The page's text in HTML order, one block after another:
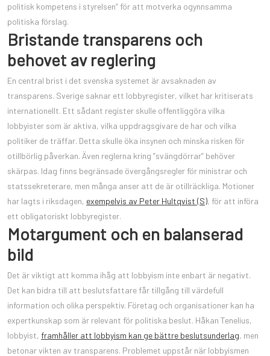
politisk kompetens i styrelsen” för att motverka ogynnsamma
politiska förslag.
Bristande transparens och
behovet av reglering
En central brist i det svenska systemet är avsaknaden av
transparens. Sverige saknar ett lobbyregister, vilket har kritiserats
internationellt. Ett sådant register skulle offentliggöra vilka
lobbyister som är aktiva, vilka uppdragsgivare de har och vilka
politiker de träffar. Detta skulle öka insynen och minska risken för
otillbörlig påverkan. Även reglerna kring ”svängdörrar” behöver
skärpas. Idag finns begränsade övergångsregler för ministrar och
statssekreterare, men många anser att de är otillräckliga. Motioner
har lagts i riksdagen, exempelvis av Peter Hultqvist (S), för att införa
ett obligatoriskt lobbyregister.
Motargument och en balanserad
bild
Det är viktigt att komma ihåg att lobbyism inte enbart är negativt.
Det kan bidra till att beslutsfattare får tillgång till värdefull
information och olika perspektiv. Företag och organisationer kan ha
expertkunskap som är relevant för politiska beslut. Håkan Tenelius,
lobbyist, framhåller att lobbyism kan ge bättre beslutsunderlag, men
betonar vikten av transparens. Problemet uppstår när lobbyismen